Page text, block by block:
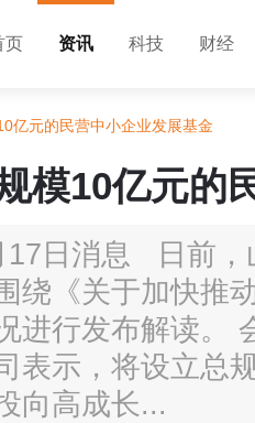
页 资讯 科技 财经
亿元的民营中小企业发展基金
模10亿元的
17日消息 日前，
绕《关于加快推
进行发布解读。
表示，将设立总
向高成长...